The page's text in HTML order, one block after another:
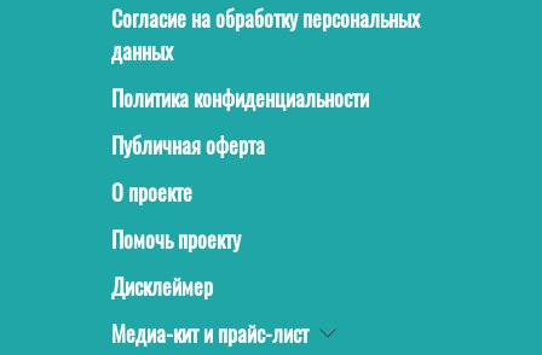
Согласие на обработку персональных
данных
Политика конфиденциальности
Публичная оферта
О проекте
Помочь проекту
Дисклеймер
Медиа-кит и прайс-лист